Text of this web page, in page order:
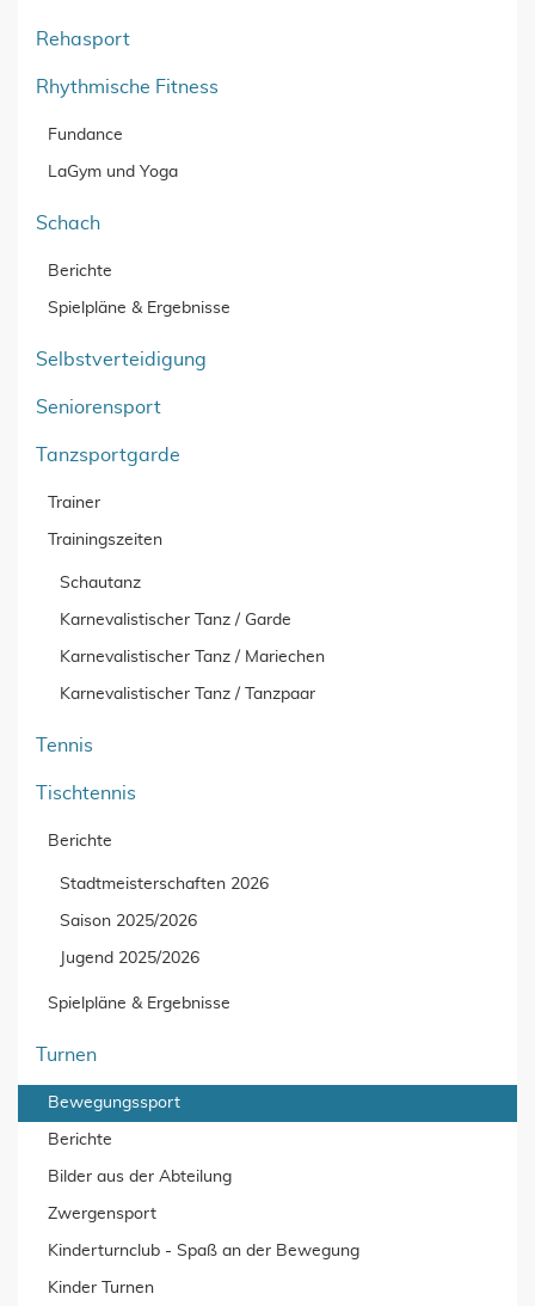
Rehasport
Rhythmische Fitness
Fundance
LaGym und Yoga
Schach
Berichte
Spielpläne & Ergebnisse
Selbstverteidigung
Seniorensport
Tanzsportgarde
Trainer
Trainingszeiten
Schautanz
Karnevalistischer Tanz / Garde
Karnevalistischer Tanz / Mariechen
Karnevalistischer Tanz / Tanzpaar
Tennis
Tischtennis
Berichte
Stadtmeisterschaften 2026
Saison 2025/2026
Jugend 2025/2026
Spielpläne & Ergebnisse
Turnen
Bewegungssport
Berichte
Bilder aus der Abteilung
Zwergensport
Kinderturnclub - Spaß an der Bewegung
Kinder Turnen